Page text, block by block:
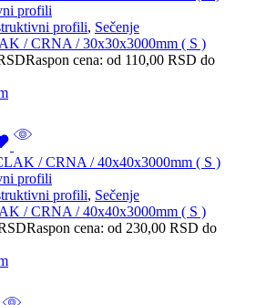
profili, Sečenje
/ CRNA / 30x30x3000mm ( S )
Raspon cena: od 110,00 RSD do
profili, Sečenje
/ CRNA / 40x40x3000mm ( S )
Raspon cena: od 230,00 RSD do